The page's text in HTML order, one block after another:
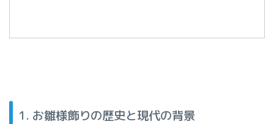
1. お雛様飾りの歴史と現代の背景